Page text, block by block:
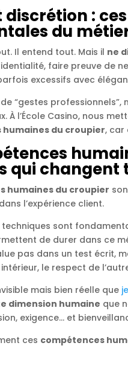
discrétion :
du
Il entend tout. Mais il ne
faire preuve de
excessifs avec
“gestes professionnels”,
À l’École Casino, nous
du croupier, car
qui changent
humaines du croupier
l’expérience client.
sont
de durer dans ce
pas dans un test écrit,
le respect de
mais bien réelle que
dimension humaine que
exigence… et
ces compétences